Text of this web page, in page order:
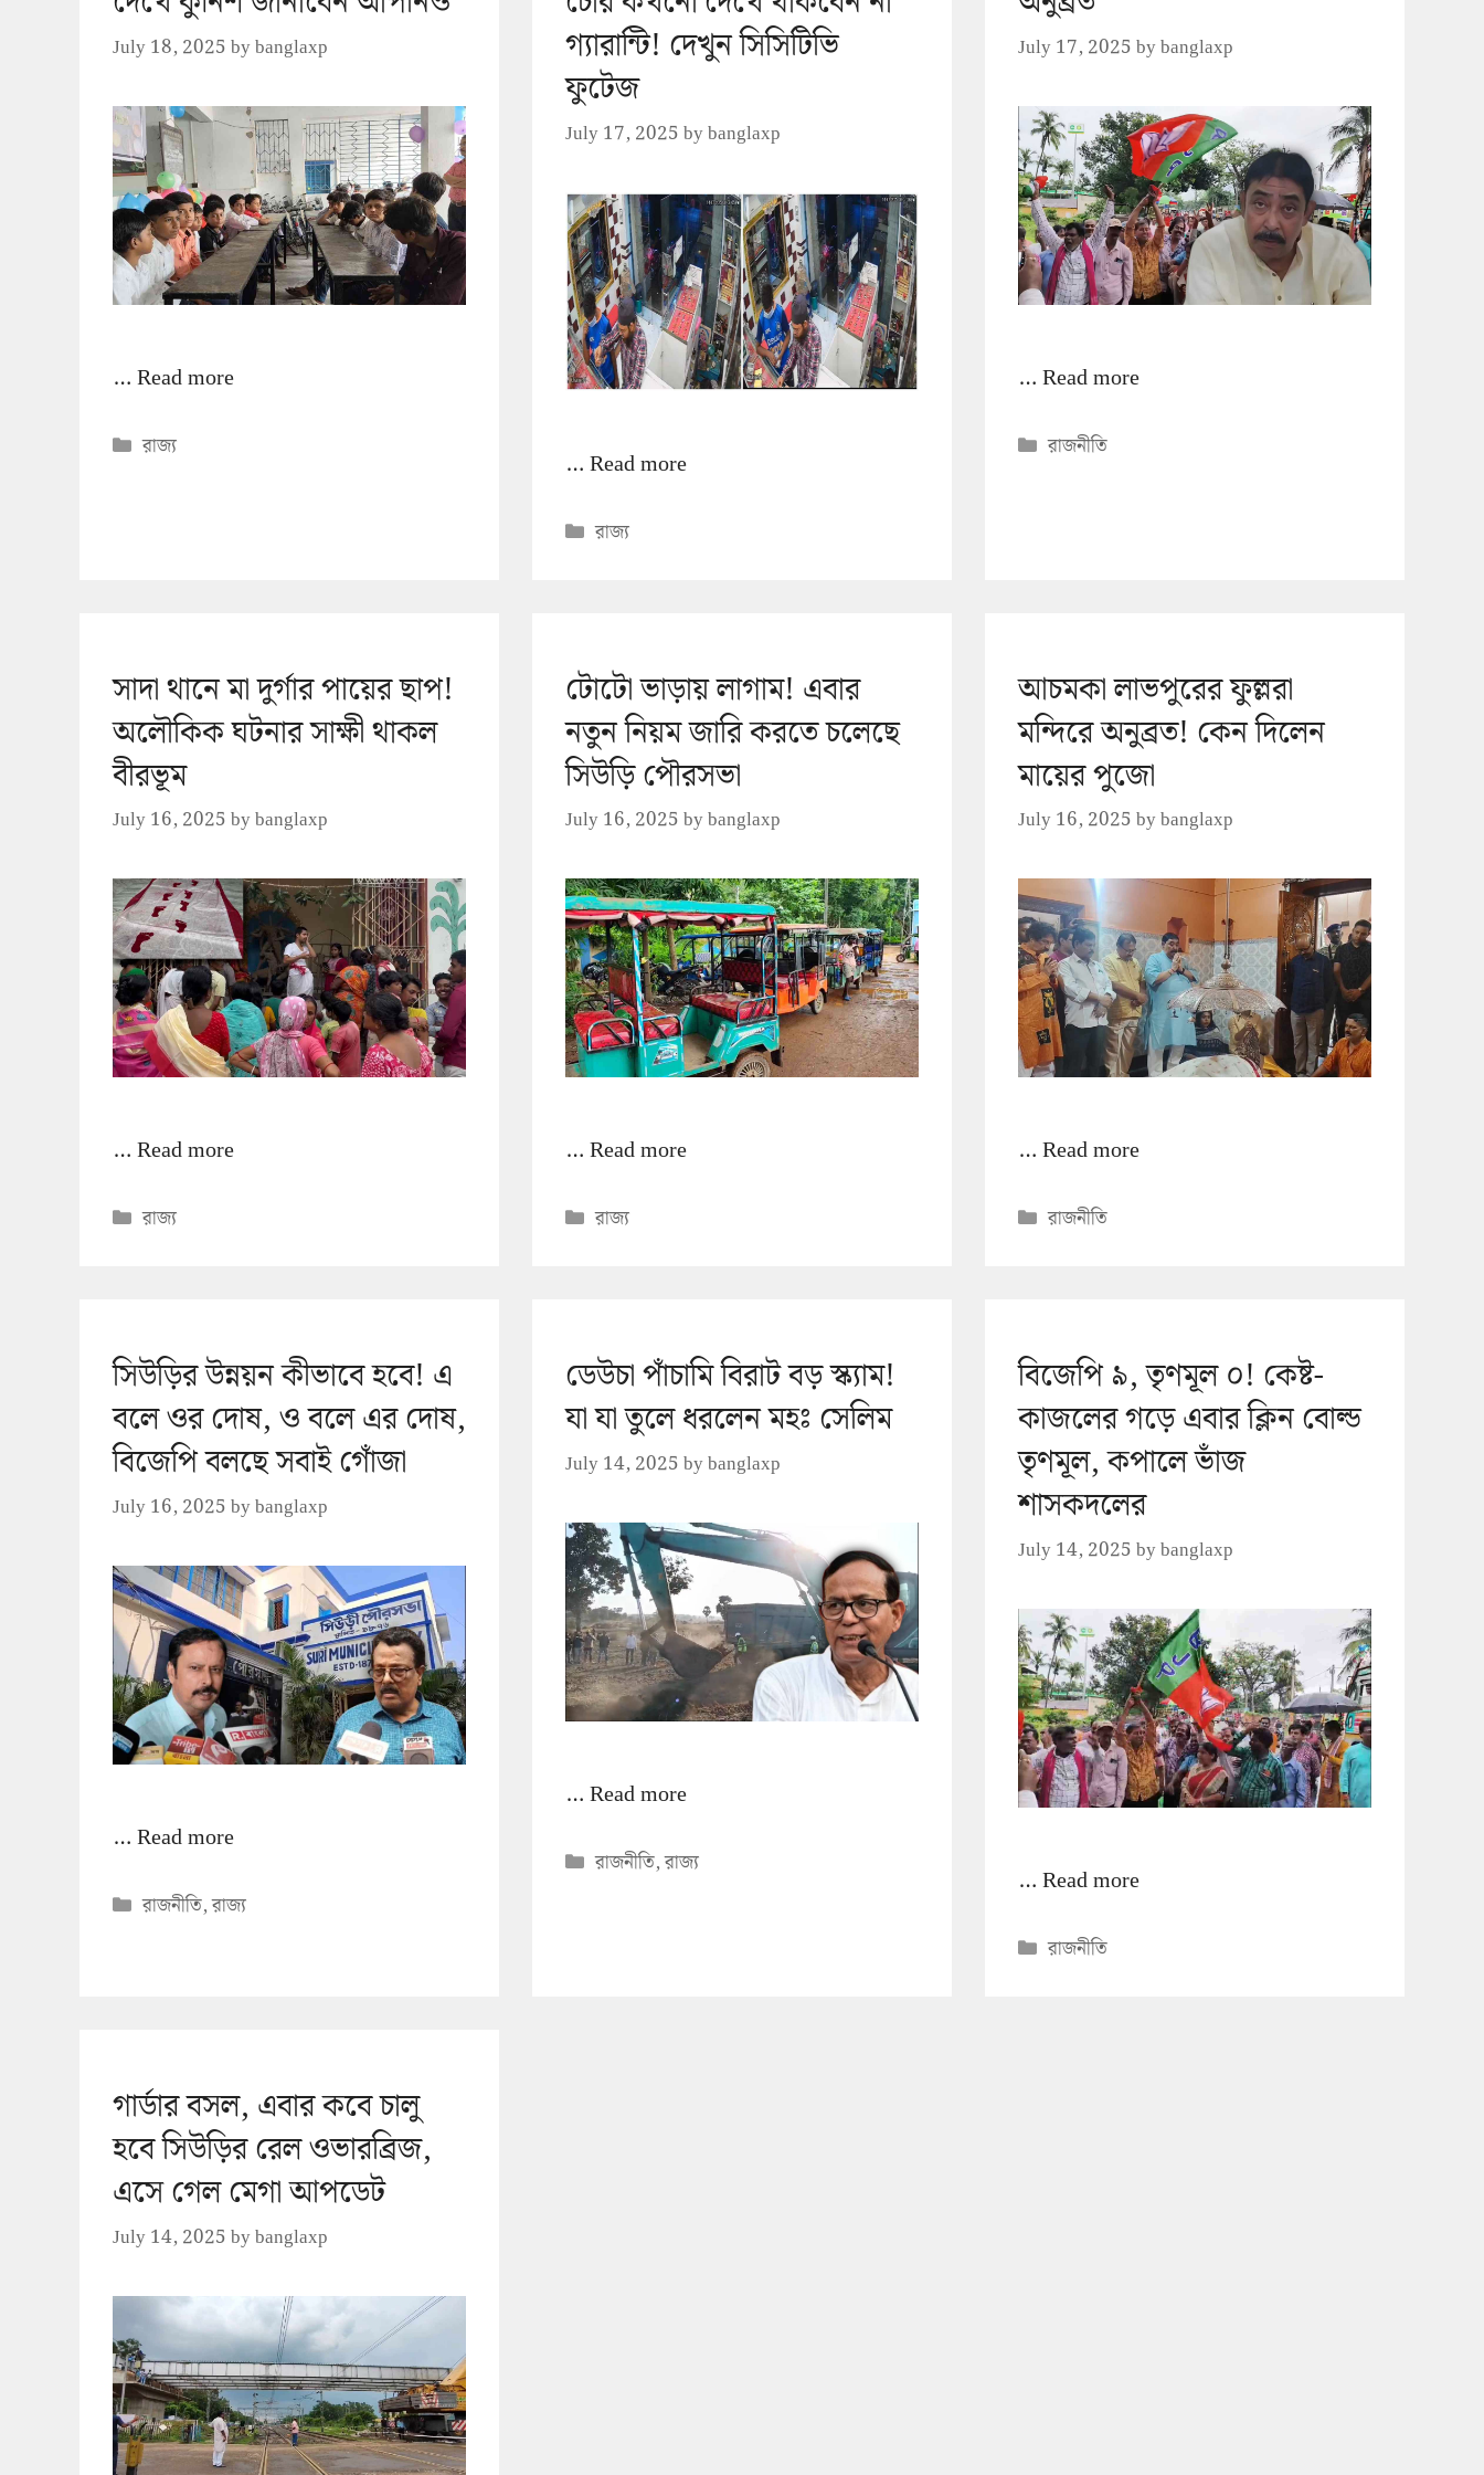
July 18, 2025bybanglaxp
…Read more
Categories
রাজ্য
গ্যারান্টি! দেখুন সিসিটিভি
ফুটেজ
July 17, 2025bybanglaxp
…Read more
Categories
রাজ্য
July 17, 2025bybanglaxp
…Read more
Categories
রাজনীতি
সাদা থানে মা দুর্গার পায়ের ছাপ!
অলৌকিক ঘটনার সাক্ষী থাকল
বীরভূম
July 16, 2025bybanglaxp
…Read more
Categories
রাজ্য
টোটো ভাড়ায় লাগাম! এবার
নতুন নিয়ম জারি করতে চলেছে
সিউড়ি পৌরসভা
July 16, 2025bybanglaxp
…Read more
Categories
রাজ্য
আচমকা লাভপুরের ফুল্লরা
মন্দিরে অনুব্রত! কেন দিলেন
মায়ের পুজো
July 16, 2025bybanglaxp
…Read more
Categories
রাজনীতি
সিউড়ির উন্নয়ন কীভাবে হবে! এ
বলে ওর দোষ, ও বলে এর দোষ,
বিজেপি বলছে সবাই গোঁজা
July 16, 2025bybanglaxp
…Read more
Categories
রাজনীতি,রাজ্য
ডেউচা পাঁচামি বিরাট বড় স্ক্যাম!
যা যা তুলে ধরলেন মহঃ সেলিম
July 14, 2025bybanglaxp
…Read more
Categories
রাজনীতি,রাজ্য
বিজেপি ৯, তৃণমূল ০! কেষ্ট-
কাজলের গড়ে এবার ক্লিন বোল্ড
তৃণমূল, কপালে ভাঁজ
শাসকদলের
July 14, 2025bybanglaxp
…Read more
Categories
রাজনীতি
গার্ডার বসল, এবার কবে চালু
হবে সিউড়ির রেল ওভারব্রিজ,
এসে গেল মেগা আপডেট
July 14, 2025bybanglaxp